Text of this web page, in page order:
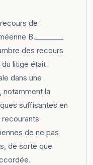
de
B.________
des recours
du litige était
dans une
notamment la
suffisantes en
de ne pas
de sorte que